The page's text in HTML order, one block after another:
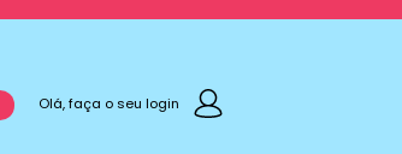
Olá, faça o seu login